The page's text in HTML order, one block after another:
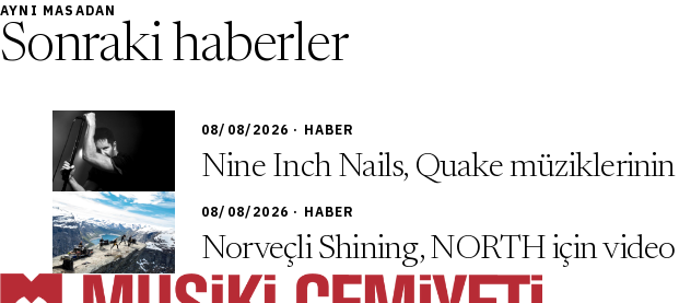
AYNI MASADAN
Sonraki haberler
08/08/2026 · HABER
Nine Inch Nails, Quake
08/08/2026 · HABER
Norveçli Shining, NORTH için video